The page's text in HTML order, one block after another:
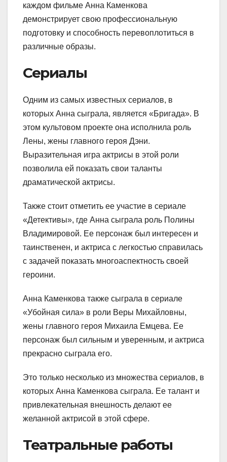
каждом фильме Анна Каменкова
демонстрирует свою профессиональную
подготовку и способность перевоплотиться в
различные образы.
Сериалы
Одним из самых известных сериалов, в
которых Анна сыграла, является «Бригада». В
этом культовом проекте она исполнила роль
Лены, жены главного героя Дэни.
Выразительная игра актрисы в этой роли
позволила ей показать свои таланты
драматической актрисы.
Также стоит отметить ее участие в сериале
«Детективы», где Анна сыграла роль Полины
Владимировой. Ее персонаж был интересен и
таинственен, и актриса с легкостью справилась
с задачей показать многоаспектность своей
героини.
Анна Каменкова также сыграла в сериале
«Убойная сила» в роли Веры Михайловны,
жены главного героя Михаила Емцева. Ее
персонаж был сильным и уверенным, и актриса
прекрасно сыграла его.
Это только несколько из множества сериалов, в
которых Анна Каменкова сыграла. Ее талант и
привлекательная внешность делают ее
желанной актрисой в этой сфере.
Театральные работы